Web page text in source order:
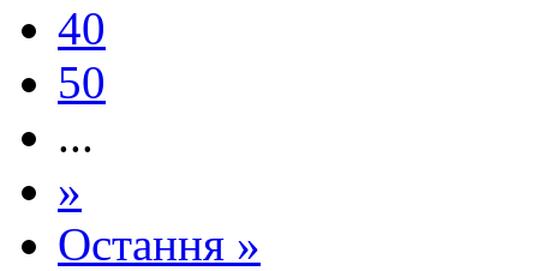
40
50
...
»
Остання »